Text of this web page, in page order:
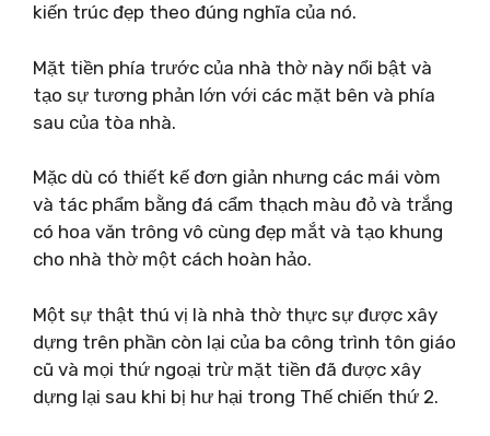
kiến ​​trúc đẹp theo đúng nghĩa của nó.
Mặt tiền phía trước của nhà thờ này nổi bật và
tạo sự tương phản lớn với các mặt bên và phía
sau của tòa nhà.
Mặc dù có thiết kế đơn giản nhưng các mái vòm
và tác phẩm bằng đá cẩm thạch màu đỏ và trắng
có hoa văn trông vô cùng đẹp mắt và tạo khung
cho nhà thờ một cách hoàn hảo.
Một sự thật thú vị là nhà thờ thực sự được xây
dựng trên phần còn lại của ba công trình tôn giáo
cũ và mọi thứ ngoại trừ mặt tiền đã được xây
dựng lại sau khi bị hư hại trong Thế chiến thứ 2.